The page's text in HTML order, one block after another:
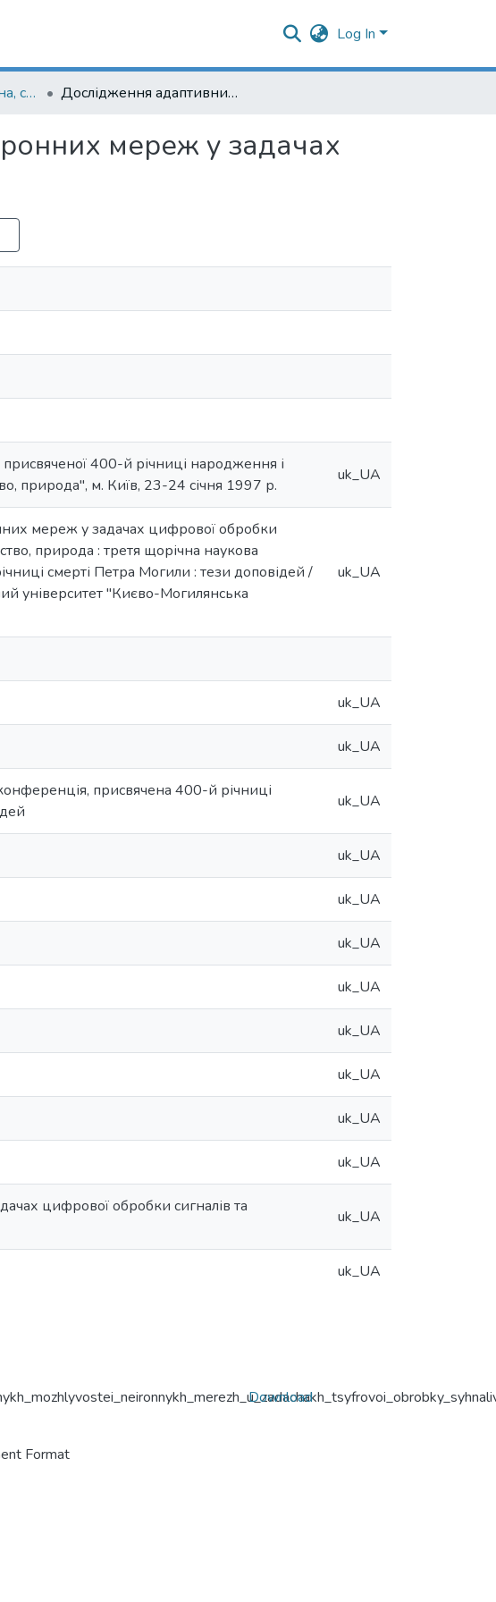
Log In
1997. Україна: людина, суспільство, природа : третя щорічна наукова конференція, присвячена 400-й річниці народження і 350-й річниці смерті Петра Могили : тези доповідей Дослідження адаптивних можливостей нейронних мереж у задачах цифрової обробки сигналів та зображень
мереж у задачах
присвяченої 400-й річниці народження і
природа", м. Київ, 23-24 січня 1997 р.
uk_UA
мереж у задачах цифрової обробки
природа : третя щорічна наукова
смерті Петра Могили : тези доповідей /
університет "Києво-Могилянська
uk_UA
uk_UA
uk_UA
присвячена 400-й річниці
uk_UA
uk_UA
uk_UA
uk_UA
uk_UA
uk_UA
uk_UA
uk_UA
uk_UA
цифрової обробки сигналів та
uk_UA
uk_UA
Format
Download